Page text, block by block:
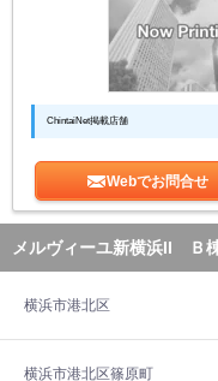
ChintaiNet掲載店舗
Webでお問合せ
メルヴィーユ新横浜II Ｂ
横浜市港北区
横浜市港北区篠原町